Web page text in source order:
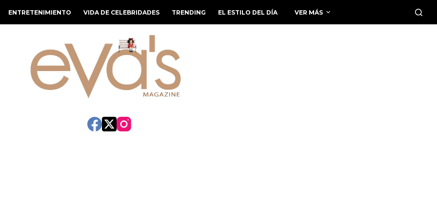
ENTRETENIMIENTO VIDA DE CELEBRIDADES TRENDING EL ESTILO DEL DÍA VER MÁS